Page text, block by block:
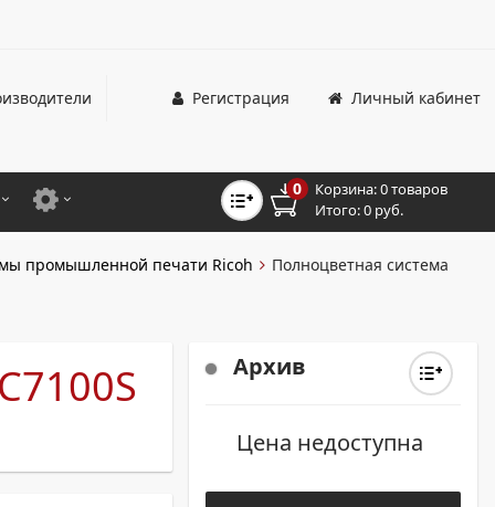
Личный кабинет
Регистрация
0 Корзина:0 товаров
Итого:0 руб.
промышленной печати Ricoh Полноцветная система
Архив
Цена недоступна